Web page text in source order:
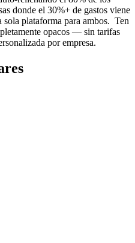
donde el 30%+ de gastos viene
plataforma para ambos. Ten
opacos — sin tarifas
por empresa.